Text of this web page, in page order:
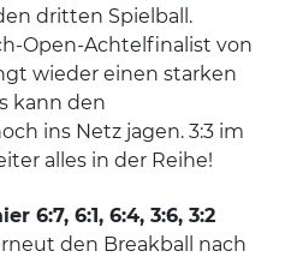
dritten Spielball.
Open-Achtelfinalist von
wieder einen starken
kann den
ins Netz jagen. 3:3 im
alles in der Reihe!
6:7, 6:1, 6:4, 3:6, 3:2
den Breakball nach